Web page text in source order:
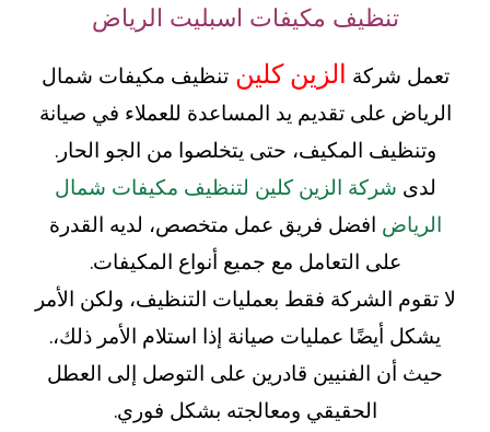
تنظيف مكيفات اسبليت الرياض
تعمل شركة الزين كلينتنظيف مكيفات شمال
الرياض على تقديم يد المساعدة للعملاء في صيانة
وتنظيف المكيف، حتى يتخلصوا من الجو الحار.
لدى شركة الزين كلين لتنظيف مكيفات شمال
الرياض افضل فريق عمل متخصص، لديه القدرة
على التعامل مع جميع أنواع المكيفات.
لا تقوم الشركة فقط بعمليات التنظيف، ولكن الأمر
يشكل أيضًا عمليات صيانة إذا استلام الأمر ذلك،.
حيث أن الفنيين قادرين على التوصل إلى العطل
الحقيقي ومعالجته بشكل فوري.